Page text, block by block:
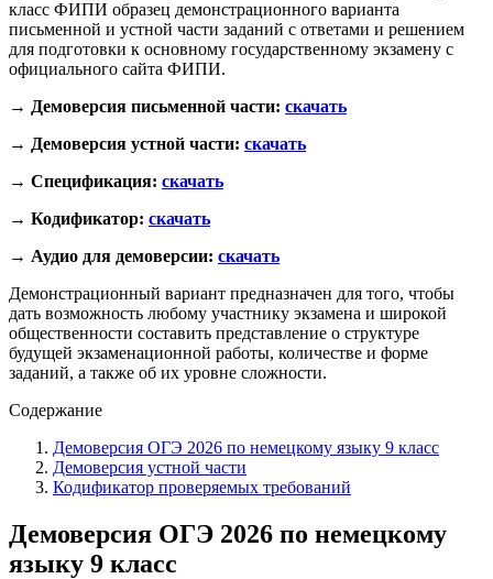
класс ФИПИ образец демонстрационного варианта
письменной и устной части заданий с ответами и решением
для подготовки к основному государственному экзамену с
официального сайта ФИПИ.
→ Демоверсия письменной части: скачать
→ Демоверсия устной части: скачать
→ Спецификация: скачать
→ Кодификатор: скачать
→ Аудио для демоверсии: скачать
Демонстрационный вариант предназначен для того, чтобы
дать возможность любому участнику экзамена и широкой
общественности составить представление о структуре
будущей экзаменационной работы, количестве и форме
заданий, а также об их уровне сложности.
Содержание
Демоверсия ОГЭ 2026 по немецкому языку 9 класс
Демоверсия устной части
Кодификатор проверяемых требований
Демоверсия ОГЭ 2026 по немецкому
языку 9 класс